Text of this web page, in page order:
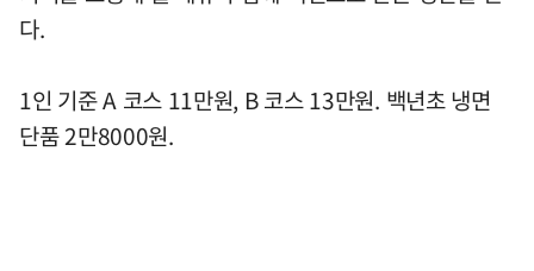
다.
1인 기준 A 코스 11만원, B 코스 13만원. 백년초 냉면
단품 2만8000원.